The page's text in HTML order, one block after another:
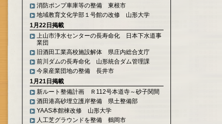
消防ポンプ車庫等の整備 東根市
地域教育文化学部１号館の改修 山形大学
1月22日掲載
上山市浄水センターの長寿命化 日本下水道事
業団
旧酒田工業高校施設解体 県庄内総合支庁
前川ダムの長寿命化 山形統合ダム管理課
今泉産業団地の整備 長井市
1月21日掲載
新ルート整備計画 Ｒ112号本道寺～砂子関間
酒田港高砂埋立護岸整備 県土整備部
YAAS本館棟改修 山形大学
人工芝グラウンドを整備 鶴岡市